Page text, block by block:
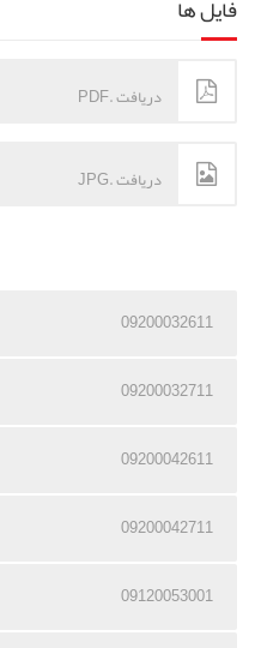
فایل ها
دریافت .PDF
دریافت .JPG
09200032611
09200032711
09200042611
09200042711
09120053001